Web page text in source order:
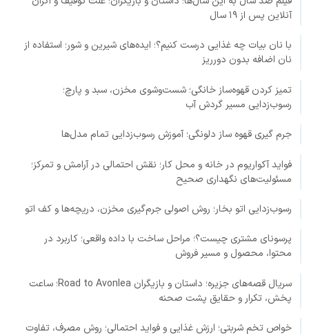
آنلاین پس از ۱۹ سال
با نان بیات چه غذایی درست کنیم؟؛ ایده‌های شیرین و شور؛ استفاده از
نان اضافه بدون دورریز
تمیز کردن قهوه‌ساز خانگی؛ شست‌وشوی مخزن، سبد و پارچ؛
رسوب‌زدایی مسیر گردش آب
جرم گیری قهوه ساز دلونگی؛ آموزش رسوب‌زدایی تمام مدل‌ها
فواید آکواریوم در خانه و محل کار؛ نقش احتمالی در آرامش و تمرکز؛
مسئولیت‌های نگهداری صحیح
رسوب‌زدایی اتو بخار؛ روش اصولی جرم‌گیری مخزن، دریچه‌ها و کف اتو
پرسونای مشتری چیست؟؛ مراحل ساخت با داده واقعی؛ کاربرد در
محتوا، محصول و مسیر فروش
سریال قصه‌های جزیره؛ داستان و بازیگران Road to Avonlea؛ ساعت
پخش، تکرار و حقایق پشت صحنه
خواص تخم شربتی؛ ارزش غذایی و فواید احتمالی؛ روش مصرف، تفاوت